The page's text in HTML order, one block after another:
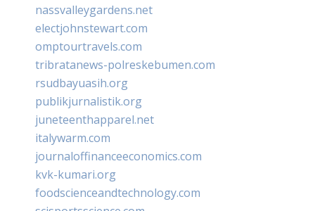
nassvalleygardens.net
electjohnstewart.com
omptourtravels.com
tribratanews-polreskebumen.com
rsudbayuasih.org
publikjurnalistik.org
juneteenthapparel.net
italywarm.com
journaloffinanceeconomics.com
kvk-kumari.org
foodscienceandtechnology.com